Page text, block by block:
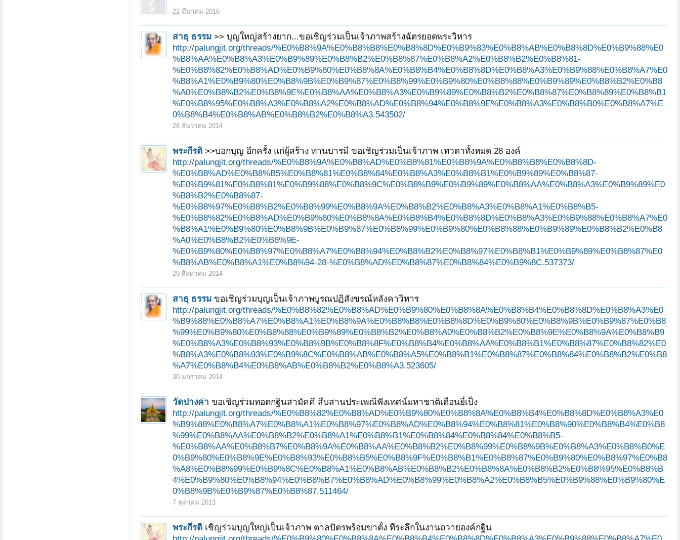
22 มีนาคม 2016
สาธุ ธรรม >> บุญใหญ่สร้างยาก...ขอเชิญร่วมเป็นเจ้าภาพสร้างฉัตรยอดพระวิหาร
http://palungjit.org/threads/%E0%B8%9A%E0%B8%B8%E0%B8%8D%E0%B9%83%E0%B8%AB%E0%B8%8D%E0%B9%88%E0
%B8%AA%E0%B8%A3%E0%B9%89%E0%B8%B2%E0%B8%87%E0%B8%A2%E0%B8%B2%E0%B8%81-
%E0%B8%82%E0%B8%AD%E0%B9%80%E0%B8%8A%E0%B8%B4%E0%B8%8D%E0%B8%A3%E0%B9%88%E0%B8%A7%E0
%B8%A1%E0%B9%80%E0%B8%9B%E0%B9%87%E0%B8%99%E0%B9%80%E0%B8%88%E0%B9%89%E0%B8%B2%E0%B8
%A0%E0%B8%B2%E0%B8%9E%E0%B8%AA%E0%B8%A3%E0%B9%89%E0%B8%B2%E0%B8%87%E0%B8%89%E0%B8%B1
%E0%B8%95%E0%B8%A3%E0%B8%A2%E0%B8%AD%E0%B8%94%E0%B8%9E%E0%B8%A3%E0%B8%B0%E0%B8%A7%E
0%B8%B4%E0%B8%AB%E0%B8%B2%E0%B8%A3.543502/
28 ธันวาคม 2014
พระกีรติ >>บอกบุญ อีกครั้ง แก่ผู้สร้าง ทานบารมี ขอเชิญร่วมเป็นเจ้าภาพ เทวดาทั้งหมด 28 องค์
http://palungjit.org/threads/%E0%B8%9A%E0%B8%AD%E0%B8%81%E0%B8%9A%E0%B8%B8%E0%B8%8D-
%E0%B8%AD%E0%B8%B5%E0%B8%81%E0%B8%84%E0%B8%A3%E0%B8%B1%E0%B9%89%E0%B8%87-
%E0%B9%81%E0%B8%81%E0%B9%88%E0%B8%9C%E0%B8%B9%E0%B9%89%E0%B8%AA%E0%B8%A3%E0%B9%89%E0
%B8%B2%E0%B8%87-
%E0%B8%97%E0%B8%B2%E0%B8%99%E0%B8%9A%E0%B8%B2%E0%B8%A3%E0%B8%A1%E0%B8%B5-
%E0%B8%82%E0%B8%AD%E0%B9%80%E0%B8%8A%E0%B8%B4%E0%B8%8D%E0%B8%A3%E0%B9%88%E0%B8%A7%E0
%B8%A1%E0%B9%80%E0%B8%9B%E0%B9%87%E0%B8%99%E0%B9%80%E0%B8%88%E0%B9%89%E0%B8%B2%E0%B8
%A0%E0%B8%B2%E0%B8%9E-
%E0%B9%80%E0%B8%97%E0%B8%A7%E0%B8%94%E0%B8%B2%E0%B8%97%E0%B8%B1%E0%B9%89%E0%B8%87%E0
%B8%AB%E0%B8%A1%E0%B8%94-28-%E0%B8%AD%E0%B8%87%E0%B8%84%E0%B9%8C.537373/
29 สิงหาคม 2014
สาธุ ธรรม ขอเชิญร่วมบุญเป็นเจ้าภาพบูรณปฏิสังขรณ์หลังคาวิหาร
http://palungjit.org/threads/%E0%B8%82%E0%B8%AD%E0%B9%80%E0%B8%8A%E0%B8%B4%E0%B8%8D%E0%B8%A3%E0
%B9%88%E0%B8%A7%E0%B8%A1%E0%B8%9A%E0%B8%B8%E0%B8%8D%E0%B9%80%E0%B8%9B%E0%B9%87%E0%B8
%99%E0%B9%80%E0%B8%88%E0%B9%89%E0%B8%B2%E0%B8%A0%E0%B8%B2%E0%B8%9E%E0%B8%9A%E0%B8%B9
%E0%B8%A3%E0%B8%93%E0%B8%9B%E0%B8%8F%E0%B8%B4%E0%B8%AA%E0%B8%B1%E0%B8%87%E0%B8%82%E0
%B8%A3%E0%B8%93%E0%B9%8C%E0%B8%AB%E0%B8%A5%E0%B8%B1%E0%B8%87%E0%B8%84%E0%B8%B2%E0%B8
%A7%E0%B8%B4%E0%B8%AB%E0%B8%B2%E0%B8%A3.523605/
30 มกราคม 2014
วัดปางค่า ขอเชิญร่วมทอดกฐินสามัคคี สืบสานประเพณีฟังเทศน์มหาชาติเดือนยี่เป็ง
http://palungjit.org/threads/%E0%B8%82%E0%B8%AD%E0%B9%80%E0%B8%8A%E0%B8%B4%E0%B8%8D%E0%B8%A3%E0
%B9%88%E0%B8%A7%E0%B8%A1%E0%B8%97%E0%B8%AD%E0%B8%94%E0%B8%81%E0%B8%90%E0%B8%B4%E0%B8
%99%E0%B8%AA%E0%B8%B2%E0%B8%A1%E0%B8%B1%E0%B8%84%E0%B8%84%E0%B8%B5-
%E0%B8%AA%E0%B8%B7%E0%B8%9A%E0%B8%AA%E0%B8%B2%E0%B8%99%E0%B8%9B%E0%B8%A3%E0%B8%B0%E
0%B9%80%E0%B8%9E%E0%B8%93%E0%B8%B5%E0%B8%9F%E0%B8%B1%E0%B8%87%E0%B9%80%E0%B8%97%E0%B8
%A8%E0%B8%99%E0%B9%8C%E0%B8%A1%E0%B8%AB%E0%B8%B2%E0%B8%8A%E0%B8%B2%E0%B8%95%E0%B8%B
4%E0%B9%80%E0%B8%94%E0%B8%B7%E0%B8%AD%E0%B8%99%E0%B8%A2%E0%B8%B5%E0%B9%88%E0%B9%80%E
0%B8%9B%E0%B9%87%E0%B8%87.511464/
7 ตุลาคม 2013
พระกีรติ เชิญร่วมบุญใหญ่เป็นเจ้าภาพ ตาลปัตรพร้อมขาตั้ง ที่ระลึกในงานถวายองค์กฐิน
ถัดไป >